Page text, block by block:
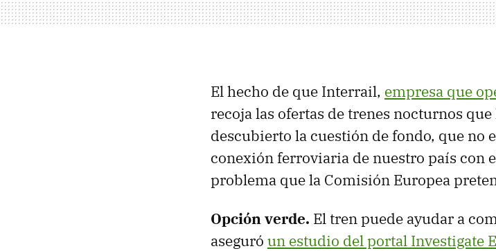
El hecho de que Interrail, empresa que
recoja las ofertas de trenes nocturnos que
descubierto la cuestión de fondo, que no
conexión ferroviaria de nuestro país con
problema que la Comisión Europea
Opción verde. El tren puede ayudar a
aseguró un estudio del portal Investigate